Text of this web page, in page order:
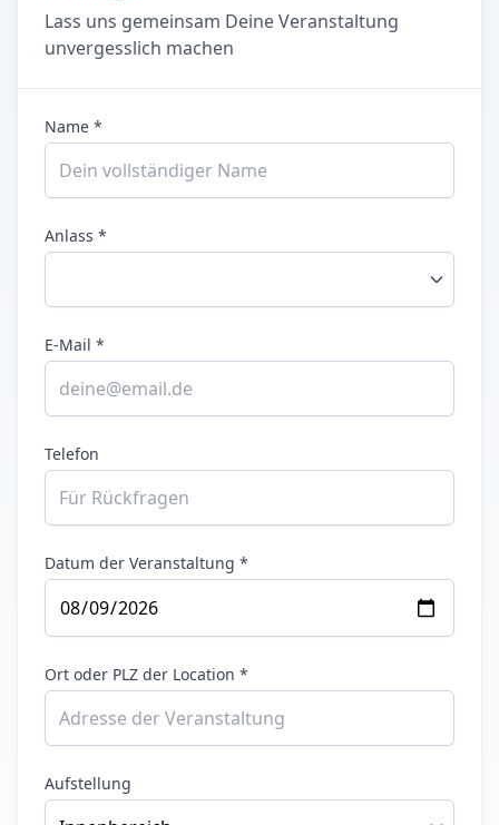
Lass uns gemeinsam Deine Veranstaltung
unvergesslich machen
Name *
Anlass *
E-Mail *
Telefon
Datum der Veranstaltung *
Ort oder PLZ der Location *
Aufstellung